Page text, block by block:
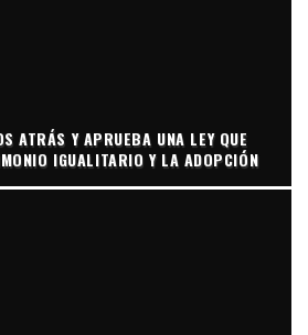
ATRÁS Y APRUEBA UNA LEY QUE
IGUALITARIO Y LA ADOPCIÓN